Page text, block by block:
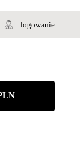
logowanie